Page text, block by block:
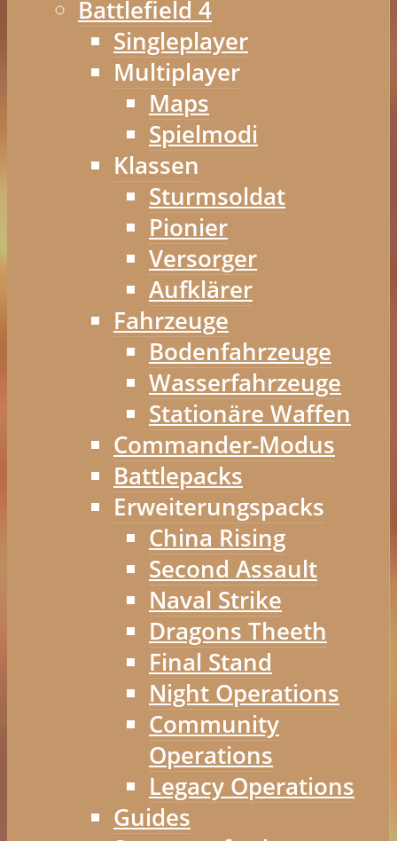
Battlefield 4
Singleplayer
Multiplayer
Maps
Spielmodi
Klassen
Sturmsoldat
Pionier
Versorger
Aufklärer
Fahrzeuge
Bodenfahrzeuge
Wasserfahrzeuge
Stationäre Waffen
Commander-Modus
Battlepacks
Erweiterungspacks
China Rising
Second Assault
Naval Strike
Dragons Theeth
Final Stand
Night Operations
Community
Operations
Legacy Operations
Guides